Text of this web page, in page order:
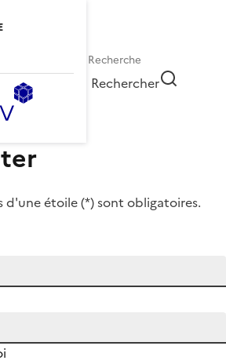
Rechercher
d'une étoile (*) sont obligatoires.